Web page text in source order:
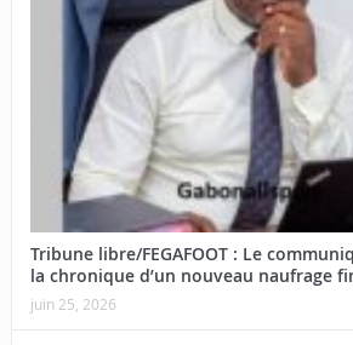
Tribune libre/FEGAFOOT : Le
la chronique d’un nouveau naufrage
juin 25, 2026